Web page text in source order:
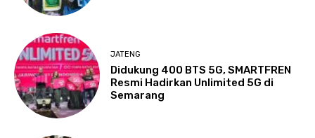
JATENG
Didukung 400 BTS 5G, SMARTFREN
Resmi Hadirkan Unlimited 5G di
Semarang